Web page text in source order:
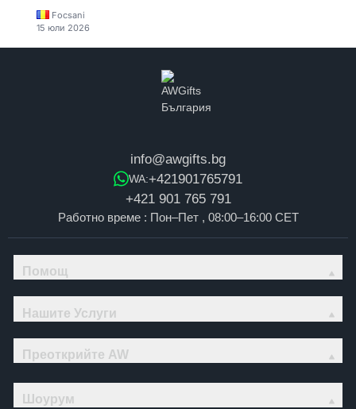
Focsani
15 юли 2026
info@awgifts.bg
WA:+421901765791
+421 901 765 791
Работно време : Пон–Пет , 08:00–16:00 CET
Помощ
Нашите Услуги
Преоткрийте AW
Шоурум